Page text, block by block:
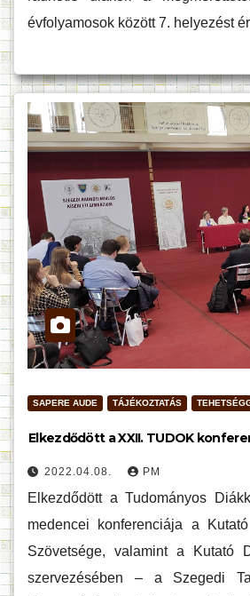
évfolyamosok között 7. helyezést
SAPERE AUDE TÁJÉKOZTATÁS
Elkezdődött a XXII. TUDOK
2022.04.08. PM
Elkezdődött a Tudományos
medencei konferenciája a
Szövetsége, valamint a Kutató
szervezésében – a Szegedi